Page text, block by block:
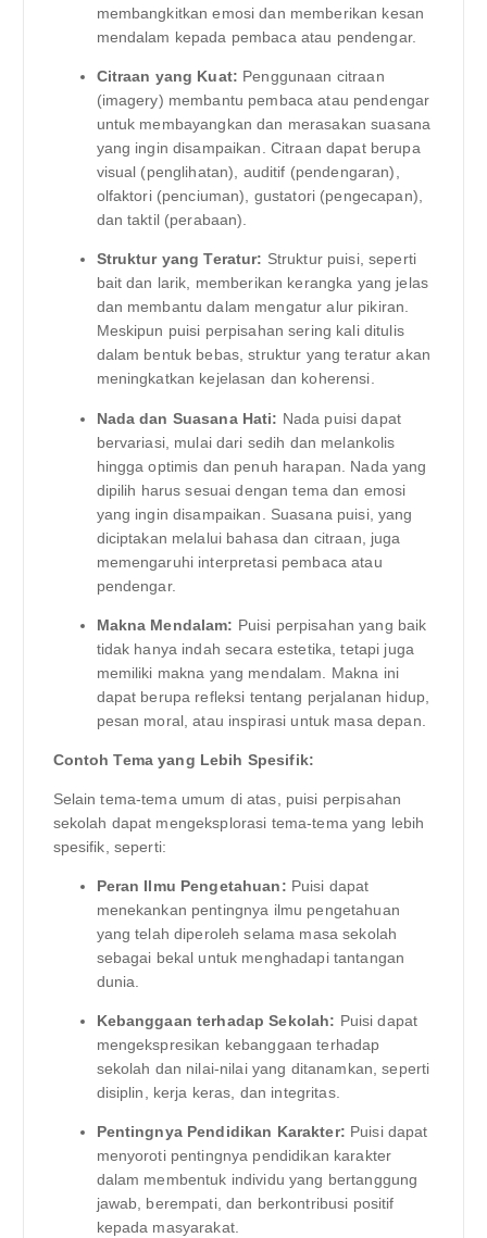
membangkitkan emosi dan memberikan kesan
mendalam kepada pembaca atau pendengar.
Citraan yang Kuat: Penggunaan citraan
(imagery) membantu pembaca atau pendengar
untuk membayangkan dan merasakan suasana
yang ingin disampaikan. Citraan dapat berupa
visual (penglihatan), auditif (pendengaran),
olfaktori (penciuman), gustatori (pengecapan),
dan taktil (perabaan).
Struktur yang Teratur: Struktur puisi, seperti
bait dan larik, memberikan kerangka yang jelas
dan membantu dalam mengatur alur pikiran.
Meskipun puisi perpisahan sering kali ditulis
dalam bentuk bebas, struktur yang teratur akan
meningkatkan kejelasan dan koherensi.
Nada dan Suasana Hati: Nada puisi dapat
bervariasi, mulai dari sedih dan melankolis
hingga optimis dan penuh harapan. Nada yang
dipilih harus sesuai dengan tema dan emosi
yang ingin disampaikan. Suasana puisi, yang
diciptakan melalui bahasa dan citraan, juga
memengaruhi interpretasi pembaca atau
pendengar.
Makna Mendalam: Puisi perpisahan yang baik
tidak hanya indah secara estetika, tetapi juga
memiliki makna yang mendalam. Makna ini
dapat berupa refleksi tentang perjalanan hidup,
pesan moral, atau inspirasi untuk masa depan.
Contoh Tema yang Lebih Spesifik:
Selain tema-tema umum di atas, puisi perpisahan
sekolah dapat mengeksplorasi tema-tema yang lebih
spesifik, seperti:
Peran Ilmu Pengetahuan: Puisi dapat
menekankan pentingnya ilmu pengetahuan
yang telah diperoleh selama masa sekolah
sebagai bekal untuk menghadapi tantangan
dunia.
Kebanggaan terhadap Sekolah: Puisi dapat
mengekspresikan kebanggaan terhadap
sekolah dan nilai-nilai yang ditanamkan, seperti
disiplin, kerja keras, dan integritas.
Pentingnya Pendidikan Karakter: Puisi dapat
menyoroti pentingnya pendidikan karakter
dalam membentuk individu yang bertanggung
jawab, berempati, dan berkontribusi positif
kepada masyarakat.